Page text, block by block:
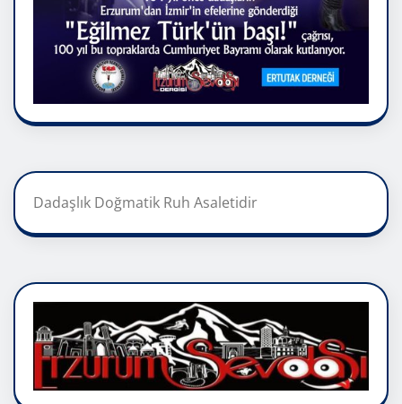
Dadaşlık Doğmatik Ruh Asaletidir